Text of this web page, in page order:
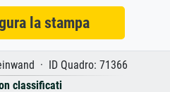
la stampa
· ID Quadro: 71366
classificati